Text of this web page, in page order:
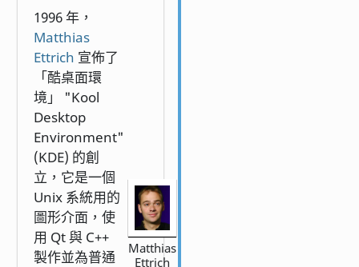
1996 年，
Matthias
Ettrich 宣佈了
「酷桌面環
境」 "Kool
Desktop
Environment"
(KDE) 的創
立，它是一個
Unix 系統用的
圖形介面，使
用 Qt 與 C++
製作並為普通
Matthias
Ettrich